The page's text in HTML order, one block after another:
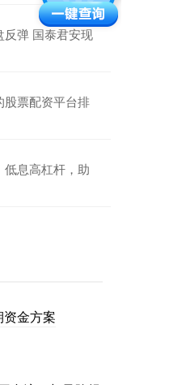
反弹 国泰君安现
股票配资平台排
息高杠杆，助
金方案